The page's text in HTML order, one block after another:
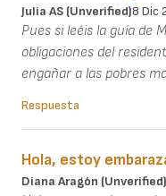
Julia AS (unverified)8 Dic
Pues si leéis la guía de
obligaciones del
engañar a las pobres
Respuesta
Hola, estoy
Diana Aragón (unverified)